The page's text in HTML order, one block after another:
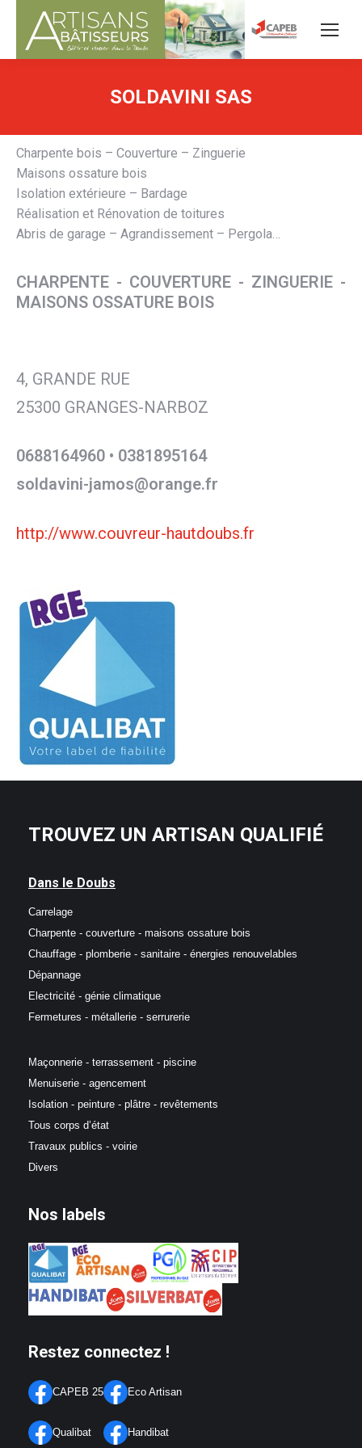
SOLDAVINI SAS
Charpente bois – Couverture – Zinguerie
Maisons ossature bois
Isolation extérieure – Bardage
Réalisation et Rénovation de toitures
Abris de garage – Agrandissement – Pergola…
CHARPENTE - COUVERTURE - ZINGUERIE -
MAISONS OSSATURE BOIS
4, GRANDE RUE
25300 GRANGES-NARBOZ
0688164960 • 0381895164
soldavini-jamos@orange.fr
http://www.couvreur-hautdoubs.fr
TROUVEZ UN ARTISAN QUALIFIÉ
Dans le Doubs
Carrelage
Charpente - couverture - maisons ossature bois
Chauffage - plomberie - sanitaire - énergies renouvelables
Dépannage
Electricité - génie climatique
Fermetures - métallerie - serrurerie
Maçonnerie - terrassement - piscine
Menuiserie - agencement
Isolation - peinture - plâtre - revêtements
Tous corps d’état
Travaux publics - voirie
Divers
Nos labels
Restez connectez !
CAPEB 25
Qualibat
Eco Artisan
Handibat